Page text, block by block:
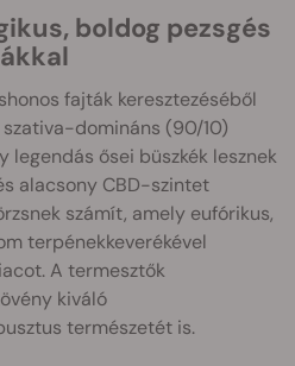
boldog pezsgés
fajták keresztezéséből
domináns (90/10)
legendás ősei büszkék lesznek
alacsony CBD-szintet
számít, amely eufórikus,
terpénekkeverékével
A termesztők
kiváló
természetét is.